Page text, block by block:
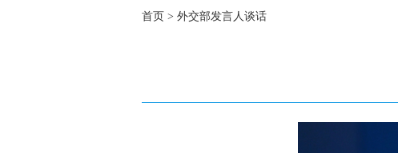
首页 > 外交部发言人谈话